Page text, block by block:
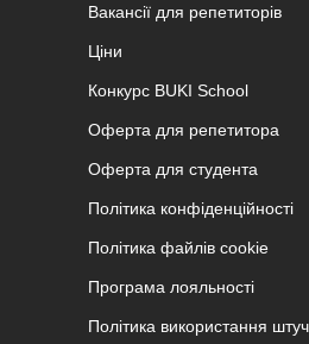
Вакансії для репетиторів
Ціни
Конкурс BUKI School
Оферта для репетитора
Оферта для студента
Політика конфіденційності
Політика файлів cookie
Програма лояльності
Політика використання